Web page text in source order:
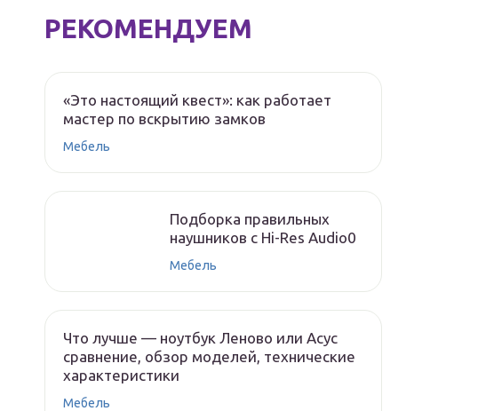
РЕКОМЕНДУЕМ
«Это настоящий квест»: как работает
мастер по вскрытию замков
Мебель
Подборка правильных
наушников с Hi-Res Audio0
Мебель
Что лучше — ноутбук Леново или Асус
сравнение, обзор моделей, технические
характеристики
Мебель